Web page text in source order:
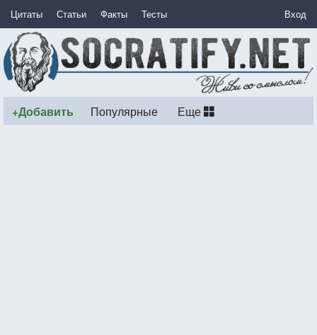
Цитаты Статьи Факты Тесты Вход
+Добавить Популярные Еще